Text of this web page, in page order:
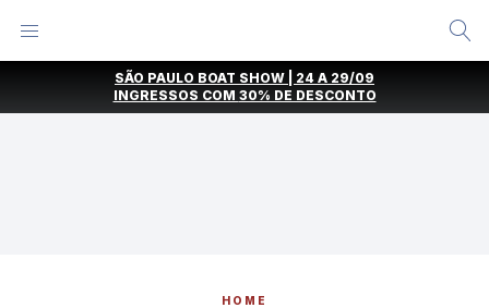
SÃO PAULO BOAT SHOW | 24 A 29/09
INGRESSOS COM 30% DE DESCONTO
HOME